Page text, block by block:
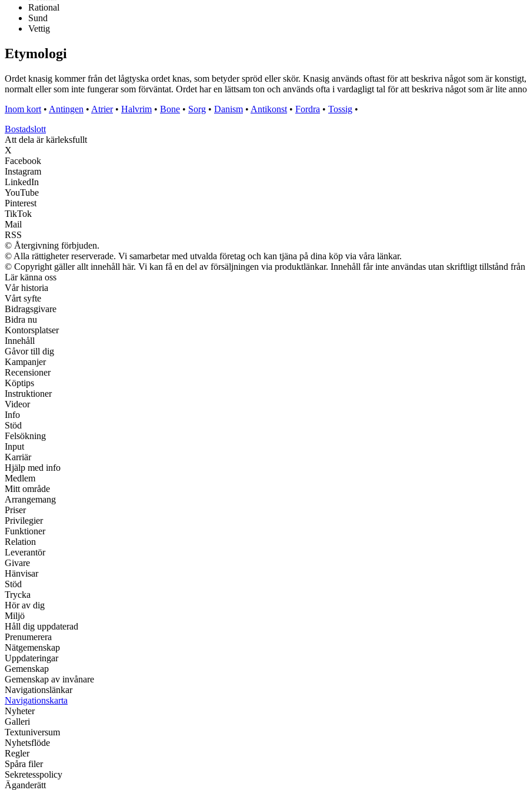
Rational
Sund
Vettig
Etymologi
Ordet knasig kommer från det lågtyska ordet knas, som betyder spröd eller skör. Knasig används oftast för att beskriva något som är
normalt eller som inte fungerar som förväntat. Ordet har en lättsam ton och används ofta i vardagligt tal för att beskriva något som är lite
Inom kort • Antingen • Atrier• Halvrim • Bone • Sorg • Danism • Antikonst • Fordra • Tossig •
Bostadslott
Att dela är kärleksfullt
X
Facebook
Instagram
LinkedIn
YouTube
Pinterest
TikTok
Mail
RSS
© Återgivning förbjuden.
© Alla rättigheter reserverade. Vi samarbetar med utvalda företag och kan tjäna på dina köp via våra länkar.
© Copyright gäller allt innehåll här. Vi kan få en del av försäljningen via produktlänkar. Innehåll får inte användas utan skriftligt tillstånd från
Lär känna oss
Vår historia
Vårt syfte
Bidragsgivare
Bidra nu
Kontorsplatser
Innehåll
Gåvor till dig
Kampanjer
Recensioner
Köptips
Instruktioner
Videor
Info
Stöd
Felsökning
Input
Karriär
Hjälp med info
Medlem
Mitt område
Arrangemang
Priser
Privilegier
Funktioner
Relation
Leverantör
Givare
Hänvisar
Stöd
Trycka
Hör av dig
Miljö
Håll dig uppdaterad
Prenumerera
Nätgemenskap
Uppdateringar
Gemenskap
Gemenskap av invånare
Navigationslänkar
Navigationskarta
Nyheter
Galleri
Textuniversum
Nyhetsflöde
Regler
Spåra filer
Sekretesspolicy
Äganderätt